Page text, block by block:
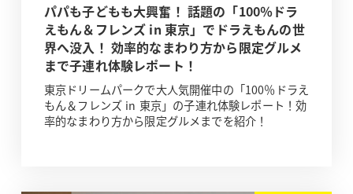
パパも子どもも大興奮！ 話題の「100％ドラ
えもん＆フレンズ in 東京」でドラえもんの世
界へ没入！ 効率的なまわり方から限定グルメ
まで子連れ体験レポート！
東京ドリームパークで大人気開催中の「100％ドラえ
もん＆フレンズ in 東京」の子連れ体験レポート！効
率的なまわり方から限定グルメまでを紹介！